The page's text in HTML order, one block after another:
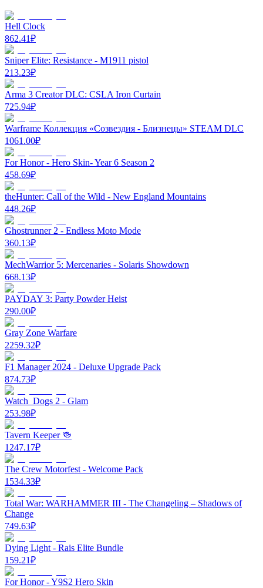
Hell Clock
862.41₽
Sniper Elite: Resistance - M1911 pistol
213.23₽
Arma 3 Creator DLC: CSLA Iron Curtain
725.94₽
Warframe Коллекция «Созвездия - Близнецы» STEAM DLC
1061.00₽
For Honor - Hero Skin- Year 6 Season 2
458.69₽
theHunter: Call of the Wild - New England Mountains
448.26₽
Ghostrunner 2 - Endless Moto Mode
360.13₽
MechWarrior 5: Mercenaries - Solaris Showdown
668.13₽
PAYDAY 3: Party Powder Heist
290.00₽
Gray Zone Warfare
2259.32₽
F1 Manager 2024 - Deluxe Upgrade Pack
874.73₽
Watch_Dogs 2 - Glam
253.98₽
Tavern Keeper 🍻
1247.17₽
The Crew Motorfest - Welcome Pack
1534.33₽
Total War: WARHAMMER III - The Changeling – Shadows of
Change
749.63₽
Dying Light - Rais Elite Bundle
159.21₽
For Honor - Y9S2 Hero Skin